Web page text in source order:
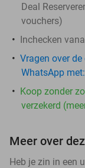
Deal
vouchers)
Inchecken
Vragen over
WhatsApp
Koop zonder
verzekerd
Meer over
Heb je zin in een